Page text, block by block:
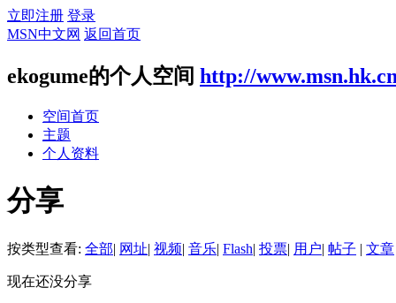
立即注册 登录
MSN中文网 返回首页
ekogume的个人空间 http://
空间首页
主题
个人资料
分享
按类型查看: 全部| 网址| 视频| 音乐| Flash| 投票| 用户| 帖子 | 文章
现在还没分享